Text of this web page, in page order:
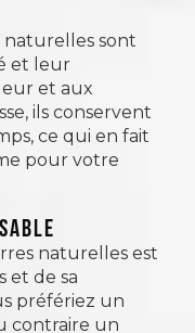
naturelles sont
et leur
et aux
ils conservent
ce qui en fait
pour votre
naturelles est
et de sa
préfériez un
contraire un